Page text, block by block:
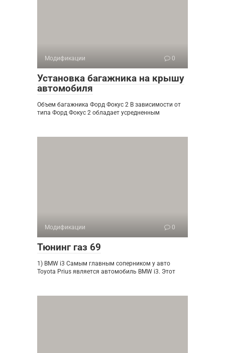
Модификации 0
Установка багажника на крышу
автомобиля
Объем багажника Форд Фокус 2 В зависимости от
типа Форд Фокус 2 обладает усредненным
Модификации 0
Тюнинг газ 69
1) BMW i3 Самым главным соперником у авто
Toyota Prius является автомобиль BMW i3. Этот